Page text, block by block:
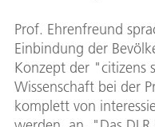
Prof. Ehrenfreund
Einbindung der
Konzept der "citizens
Wissenschaft bei der
komplett von